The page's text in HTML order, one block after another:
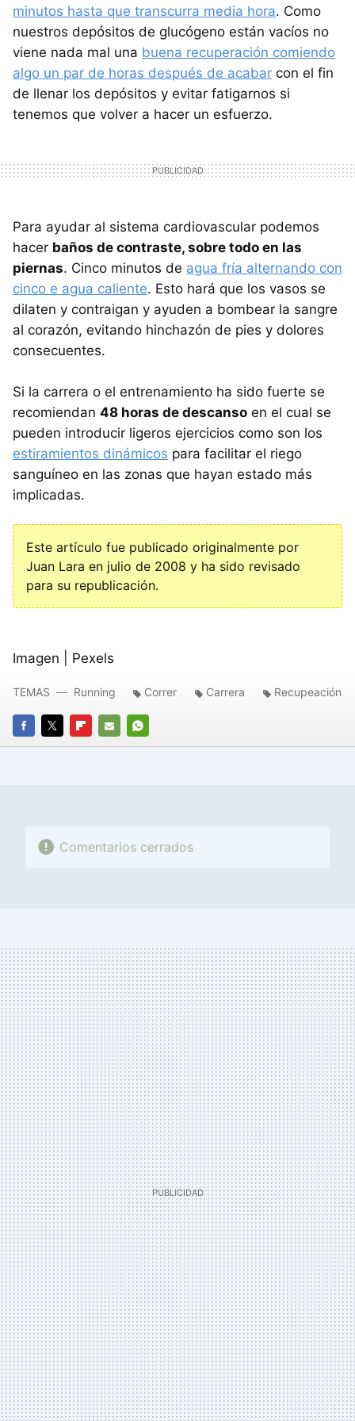
minutos hasta que transcurra media hora. Como
nuestros depósitos de glucógeno están vacíos no
viene nada mal una buena recuperación comiendo
algo un par de horas después de acabar con el fin
de llenar los depósitos y evitar fatigarnos si
tenemos que volver a hacer un esfuerzo.
Para ayudar al sistema cardiovascular podemos
hacer baños de contraste, sobre todo en las
piernas. Cinco minutos de agua fría alternando con
cinco e agua caliente. Esto hará que los vasos se
dilaten y contraigan y ayuden a bombear la sangre
al corazón, evitando hinchazón de pies y dolores
consecuentes.
Si la carrera o el entrenamiento ha sido fuerte se
recomiendan 48 horas de descanso en el cual se
pueden introducir ligeros ejercicios como son los
estiramientos dinámicos para facilitar el riego
sanguíneo en las zonas que hayan estado más
implicadas.
Este artículo fue publicado originalmente por
Juan Lara en julio de 2008 y ha sido revisado
para su republicación.
Imagen | Pexels
FACEBOOK
TWITTERFLIPBOARD
E-
WHATSAPP
TEMAS Running Correr Carrera Recupeación
Comentarios cerrados